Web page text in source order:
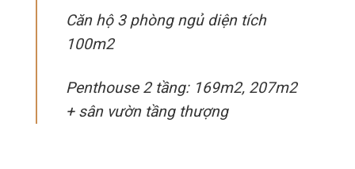
Căn hộ 3 phòng ngủ diện tích
100m2
Penthouse 2 tầng: 169m2, 207m2
+ sân vườn tầng thượng